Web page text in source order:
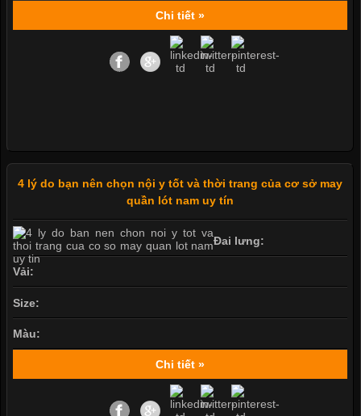
Chi tiết »
4 lý do bạn nên chọn nội y tốt và thời trang của cơ sở may
quần lót nam uy tín
Đai lưng:
Vải:
Size:
Màu:
Chi tiết »